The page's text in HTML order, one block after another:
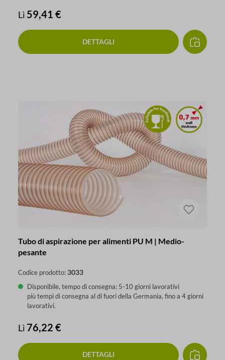
Prezzo normale:
Lì 59,41 €
DETTAGLI
Tubo di aspirazione per alimenti PU M | Medio-
pesante
Codice prodotto:3033
Disponibile, tempo di consegna: 5-10 giorni lavorativi
più tempi di consegna al di fuori della Germania, fino a 4 giorni
lavorativi.
Prezzo normale:
Lì 76,22 €
DETTAGLI